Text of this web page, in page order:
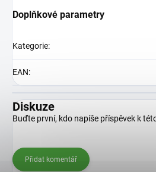
Doplňkové parametry
Kategorie:
EAN:
Diskuze
Buďte první, kdo napíše příspěvek k
Přidat komentář